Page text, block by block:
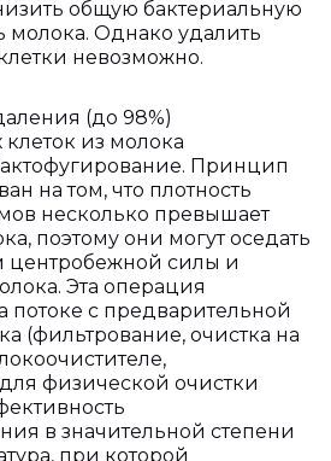
общую бактериальную
молока. Однако удалить
клетки невозможно.
(до 98%)
из молока
Принцип
на том, что плотность
несколько превышает
поэтому они могут оседать
центробежной силы и
Эта операция
потоке с предварительной
(фильтрование, очистка на
физической очистки
в значительной степени
при которой